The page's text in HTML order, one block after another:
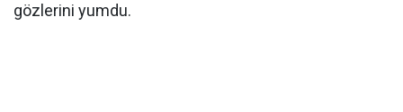
gözlerini yumdu.